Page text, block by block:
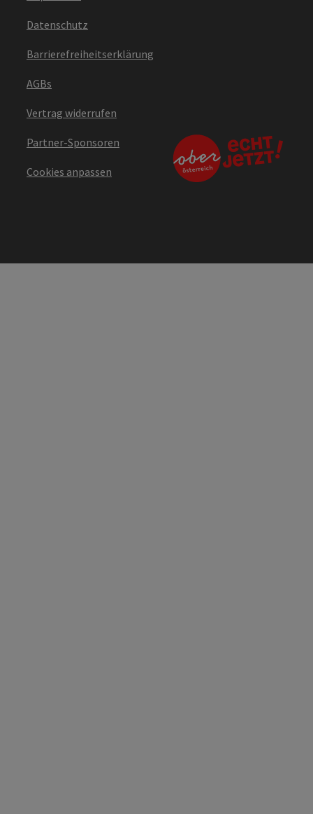
Datenschutz
Barrierefreiheitserklärung
AGBs
Vertrag widerrufen
Partner-Sponsoren
Cookies anpassen